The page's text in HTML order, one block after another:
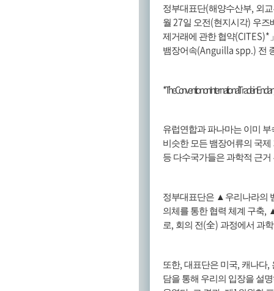
정부대표단(해양수산부, 외
월 27일 오전(현지시각) 우즈
제거래에 관한 협약(CITES)*
뱀장어속(Anguilla spp.) 전
* The Convention on International Trade in
유럽연합과 파나마는 이미
비슷한 모든 뱀장어류의 국
등 다수국가들은 과학적 근거
정부대표단은 ▲ 우리나라의
의체를 통한 협력 체계 구축,
로, 회의 전(全) 과정에서 과
또한, 대표단은 미국, 캐나다,
담을 통해 우리의 입장을 설